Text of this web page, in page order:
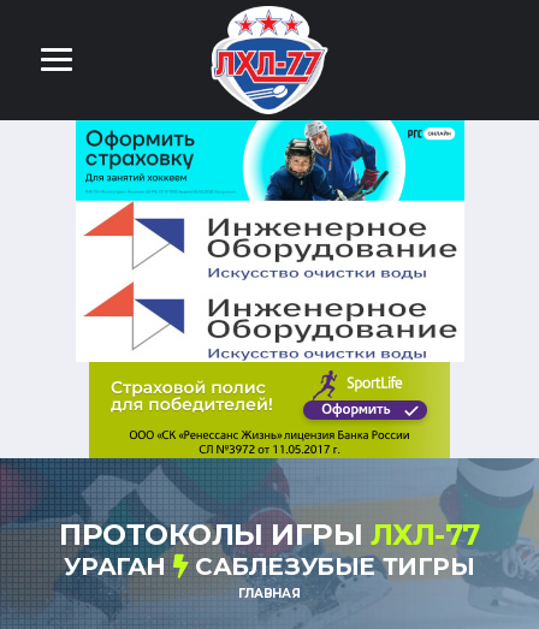
ПРОТОКОЛЫ ИГРЫ ЛХЛ-77
УРАГАН САБЛЕЗУБЫЕ ТИГРЫ
ГЛАВНАЯ